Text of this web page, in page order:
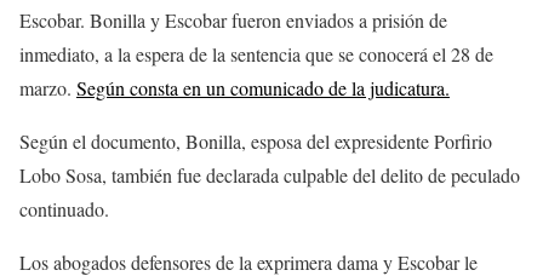
Escobar. Bonilla y Escobar fueron enviados a prisión de
inmediato, a la espera de la sentencia que se conocerá el 28 de
marzo. Según consta en un comunicado de la judicatura.
Según el documento, Bonilla, esposa del expresidente Porfirio
Lobo Sosa, también fue declarada culpable del delito de peculado
continuado.
Los abogados defensores de la exprimera dama y Escobar le